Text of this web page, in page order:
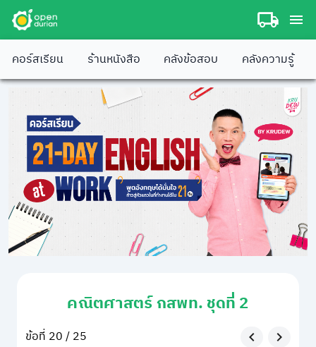
คอร์สเรียน ร้านหนังสือ คลังข้อสอบ คลังความรู้
คณิตศาสตร์ กสพท. ชุดที่ 2
ข้อที่ 20 / 25